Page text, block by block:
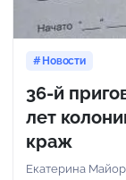
Новости
36-й
лет
краж
Екатерина